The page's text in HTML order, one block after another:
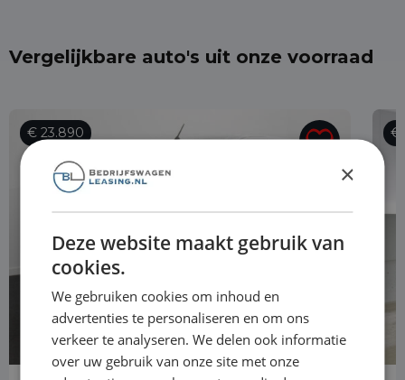
Vergelijkbare auto's uit onze voorraad
€ 23.890 €
×
Deze website maakt gebruik van
cookies.
We gebruiken cookies om inhoud en
advertenties te personaliseren en om ons
verkeer te analyseren. We delen ook informatie
over uw gebruik van onze site met onze